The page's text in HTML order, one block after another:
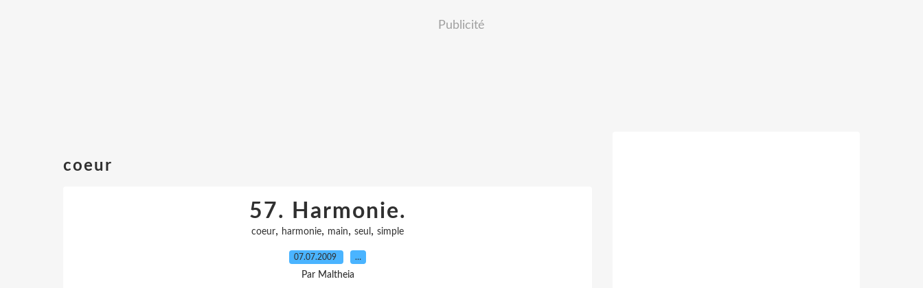
Publicité
coeur
57. Harmonie.
coeur, harmonie, main, seul , simple
07.07.2009 …
Par Maltheia